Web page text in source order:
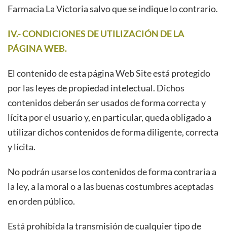
Farmacia La Victoria salvo que se indique lo contrario.
IV.- CONDICIONES DE UTILIZACIÓN DE LA
PÁGINA WEB.
El contenido de esta página Web Site está protegido
por las leyes de propiedad intelectual. Dichos
contenidos deberán ser usados de forma correcta y
lícita por el usuario y, en particular, queda obligado a
utilizar dichos contenidos de forma diligente, correcta
y lícita.
No podrán usarse los contenidos de forma contraria a
la ley, a la moral o a las buenas costumbres aceptadas
en orden público.
Está prohibida la transmisión de cualquier tipo de